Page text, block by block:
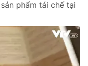
phẩm tái chế tại